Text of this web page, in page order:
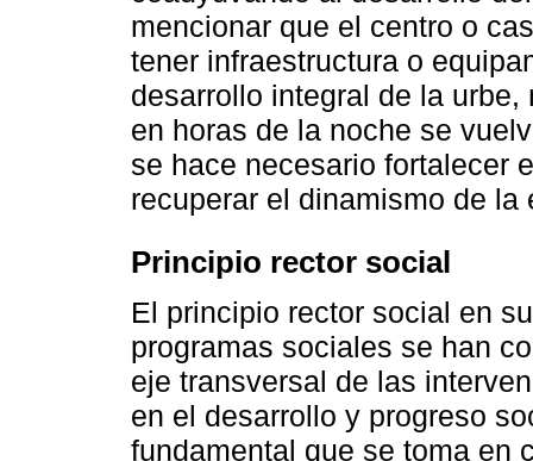
mencionar que el centro o
tener infraestructura o
desarrollo integral de la
en horas de la noche se
se hace necesario fortalecer
recuperar el dinamismo de
Principio rector social
El principio rector social en
programas sociales se han
eje transversal de las
en el desarrollo y progreso
fundamental que se toma en